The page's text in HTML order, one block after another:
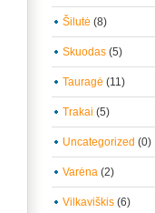
Šilutė (8)
Skuodas (5)
Tauragė (11)
Trakai (5)
Uncategorized (0)
Varėna (2)
Vilkaviškis (6)